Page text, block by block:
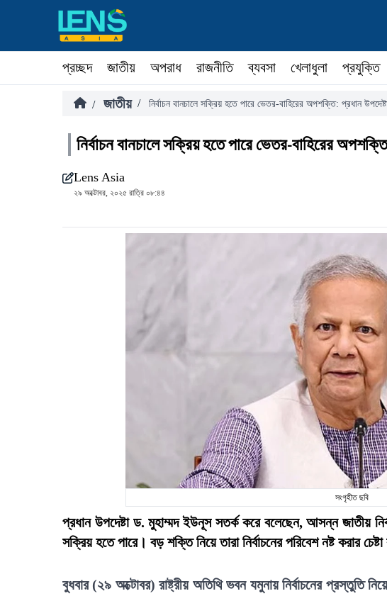
প্রচ্ছদ জাতীয় অপরাধ রাজনীতি ব্যবসা খেলাধুলা প্রযুক্তি
/ জাতীয় / নির্বাচন বানচালে সক্রিয় হতে পারে ভেতর-বাহিরের অপশক্তি: প্রধান
নির্বাচন বানচালে সক্রিয় হতে পারে ভেতর-বাহিরের
Lens Asia
২৯ অক্টোবর, ২০২৫ রাত্রি ০৮:৪৪
সংগৃহীত ছবি
প্রধান উপদেষ্টা ড. মুহাম্মদ ইউনূস সতর্ক করে বলেছেন, আসন্ন জাতীয়
সক্রিয় হতে পারে। বড় শক্তি নিয়ে তারা নির্বাচনের পরিবেশ নষ্ট করার
বুধবার (২৯ অক্টোবর) রাষ্ট্রীয় অতিথি ভবন যমুনায় নির্বাচনের প্রস্তুতি